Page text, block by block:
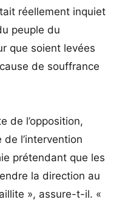
réellement inquiet
peuple du
que soient levées
de souffrance
de l’opposition,
l’intervention
prétendant que les
la direction au
», assure-t-il. «